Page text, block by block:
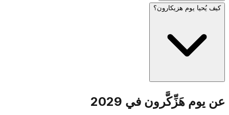
وضحايا الإرهاب. يُطلق صفّار إنذار لمدّة دقيقة واحدة في الساعة
الثامنة مساءً عشيّة اليوم، وصفّار لمدّة دقيقتين في الساعة
صامتاً.
كيف يُحيا يوم هزيكارون؟
تُقام مراسم تذكارية في المقابر العسكرية في أنحاء إسرائيل،
وتزور العائلات قبور الجنود الذين سقطوا. تُغلق أماكن الترفيه بحكم
عن يوم هَزِّكَّرون في 2029